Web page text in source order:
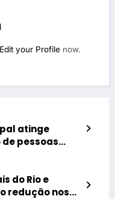
Edit your Profile now.
atinge
de pessoas
do Rio e
redução nos